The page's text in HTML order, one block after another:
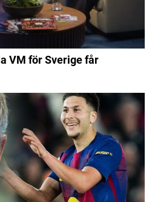
VM för Sverige får